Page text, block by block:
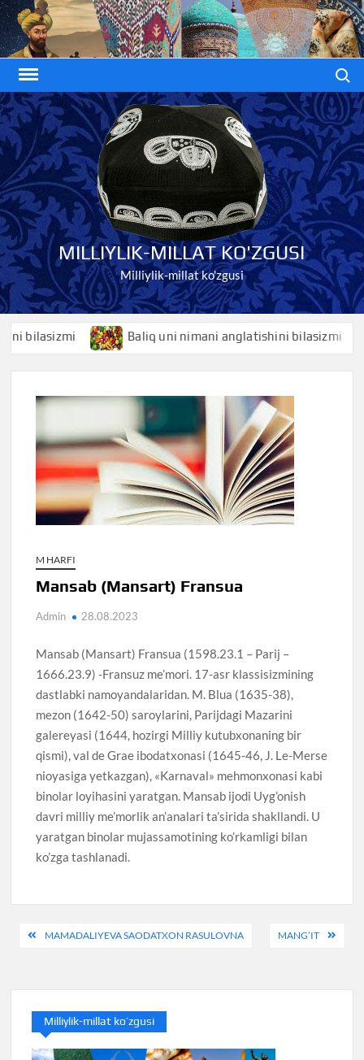
Skip
to
content
MILLIYLIK-MILLAT KO'ZGUSI
Milliylik-millat ko'zgusi
Baliq uni nimani anglatishini bilasizmi
M HARFI
Mansab (Mansart) Fransua
Admin 28.08.2023
Mansab (Mansart) Fransua (1598.23.1 – Parij –
1666.23.9) -Fransuz me’mori. 17-asr klassisizmining
dastlabki namoyandalaridan. M. Blua (1635-38),
mezon (1642-50) saroylarini, Parijdagi Mazarini
galereyasi (1644, hozirgi Milliy kutubxonaning bir
qismi), val de Grae ibodatxonasi (1645-46, J. Le-Merse
nioyasiga yetkazgan), «Karnaval» mehmonxonasi kabi
binolar loyihasini yaratgan. Mansab ijodi Uyg’onish
davri milliy me’morlik an’analari ta’sirida shakllandi. U
yaratgan binolar mujassamotining ko’rkamligi bilan
ko’zga tashlanadi.
PostMAMADALIYEVA SAODATXON RASULOVNA MANG’IT
Milliylik-millat ko’zgusi